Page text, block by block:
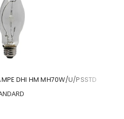
DHI HM MH70W/U/PSSTD